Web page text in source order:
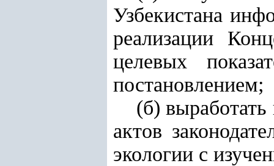
Узбекистана
реализации
целевых
постановлением;
(б)
актов
экологии с